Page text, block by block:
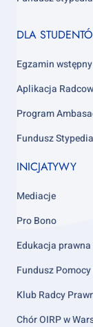
Footer
4
DLA
Egzamin wstępny
Aplikacja
Program
Fundusz
INICJATYWY
Mediacje
Pro Bono
Edukacja prawna
Fundusz
Klub Radcy
Chór OIRP w